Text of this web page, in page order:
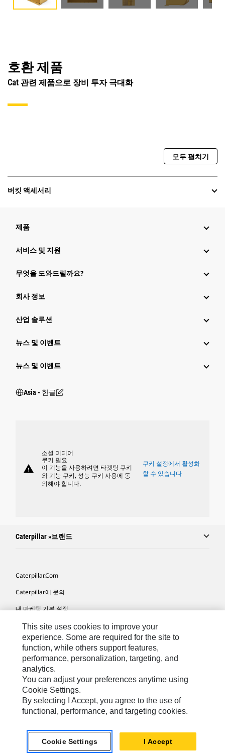
호환 제품
Cat 관련 제품으로 장비 투자 극대화
모두 펼치기
버킷 액세서리
제품
서비스 및 지원
무엇을 도와드릴까요?
회사 정보
산업 솔루션
뉴스 및 이벤트
뉴스 및 이벤트
Asia - 한글
warning
소셜 미디어
쿠키 필요
이 기능을 사용하려면 타겟팅 쿠키
와 기능 쿠키, 성능 쿠키 사용에 동
의해야 합니다.
쿠키 설정에서 활성화
할 수 있습니다
Caterpillar »브랜드
Caterpillar.com
Caterpillar에 문의
내 마케팅 기본 설정
사이트 맵
Cookie Settings
법적 고지
개인정보취급방침
위치정보 이용약관
KR - Korean© 2026 Caterpillar. 판권 소유
This site uses cookies to improve your
experience. Some are required for the site to
function, while others support features,
performance, personalization, targeting, and
analytics.
You can adjust your preferences anytime using
Cookie Settings.
By selecting I Accept, you agree to the use of
functional, performance, and targeting cookies.
Cookie Settings I Accept